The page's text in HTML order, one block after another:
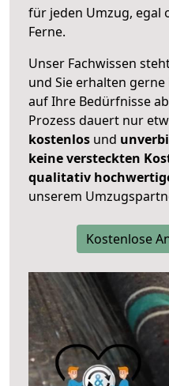
für jeden Umzug, egal
Ferne.
Unser Fachwissen
und Sie erhalten
auf Ihre Bedürfnisse
Prozess dauert nur
kostenlos und
keine versteckten
qualitativ
unserem
Kostenlose